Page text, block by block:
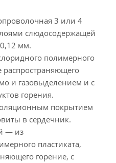
3 или 4
слюдосодержащей
мм.
полимерного
распространяющего
и газовыделением и с
горения.
покрытием
в сердечник.
— из
пластиката,
горение, с